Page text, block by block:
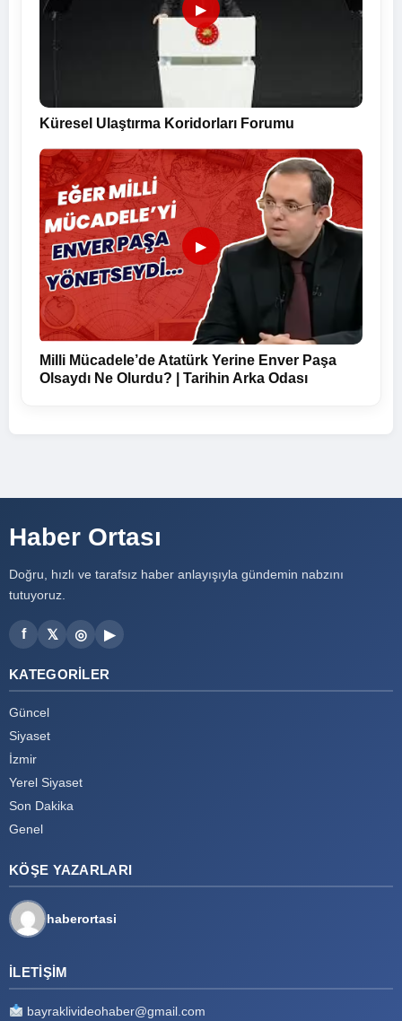
▶
Küresel Ulaştırma Koridorları Forumu
▶
Milli Mücadele’de Atatürk Yerine Enver Paşa
Olsaydı Ne Olurdu? | Tarihin Arka Odası
Haber Ortası
Doğru, hızlı ve tarafsız haber anlayışıyla gündemin nabzını
tutuyoruz.
f 𝕏 ◎ ▶
KATEGORILER
Güncel
Siyaset
İzmir
Yerel Siyaset
Son Dakika
Genel
KÖŞE YAZARLARI
haberortasi
İLETIŞIM
bayraklivideohaber@gmail.com